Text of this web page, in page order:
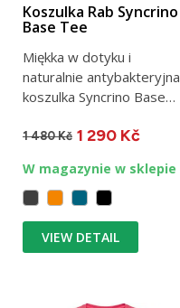
Koszulka Rab Syncrino
Base Tee
Miękka w dotyku i
naturalnie antybakteryjna
koszulka Syncrino Base
pierwszą...
1 480 Kč 1 290 Kč
W magazynie w sklepie
VIEW DETAIL